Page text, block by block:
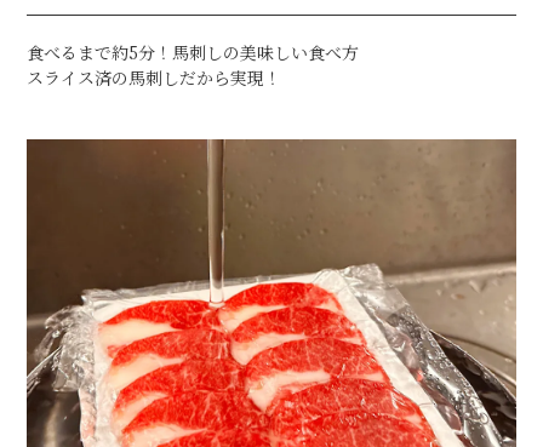
食べるまで約5分！馬刺しの美味しい食べ方
スライス済の馬刺しだから実現！